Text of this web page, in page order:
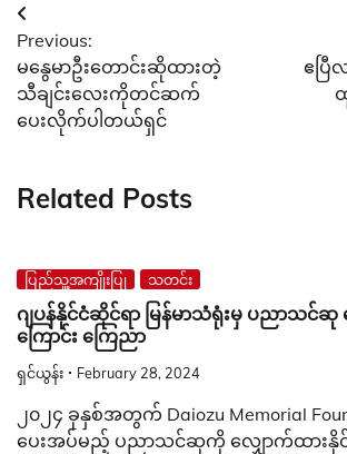
Post
navigation
Previous:
မနွေမာဦးတောင်းဆိုထားတဲ့
သီချင်းလေးကိုတင်ဆက်
ပေးလိုက်ပါတယ်ရှင်
ဧပြီ
Related Posts
ပြည်သူ့အကျိုးပြု သတင်း
ဂျပန်နိုင်ငံဆိုင်ရာ မြန်မာသံရုံးမှ ပညာသင်ဆု
ကြောင်း ကြေညာ
ရှင်ယွန်း February 28, 2024
၂၀၂၄ ခုနှစ်အတွက် Daiozu Memorial
ပေးအပ်မည့် ပညာသင်ဆုကို လျှောက်ထားနို